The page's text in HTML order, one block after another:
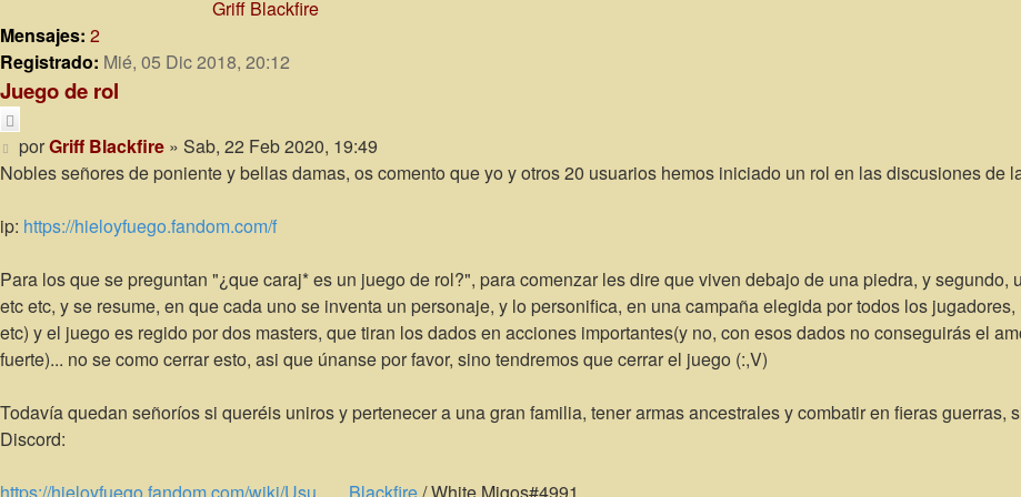
avanzada
Griff Blackfire
Mensajes: 2
Registrado: Mié, 05 Dic 2018, 20:12
Juego de rol
Mensaje
porGriff Blackfire» Sab, 22 Feb 2020, 19:49
Nobles señores de poniente y bellas damas, os comento que yo y otros 20 usuarios hemos iniciado un rol en las discusiones de
ip: https://hieloyfuego.fandom.com/f
Para los que se preguntan "¿que caraj* es un juego de rol?", para comenzar les dire que viven debajo de una piedra, y
etc etc, y se resume, en que cada uno se inventa un personaje, y lo personifica, en una campaña elegida por todos los
etc) y el juego es regido por dos masters, que tiran los dados en acciones importantes(y no, con esos dados no conseguirás el
fuerte)... no se como cerrar esto, asi que únanse por favor, sino tendremos que cerrar el juego (:,V)
Todavía quedan señoríos si queréis uniros y pertenecer a una gran familia, tener armas ancestrales y combatir en fieras guerras,
Discord: